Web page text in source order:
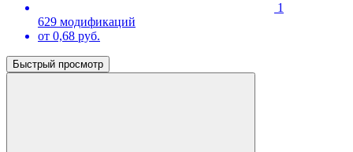
1
629 модификаций
от 0,68 руб.
Быстрый просмотр